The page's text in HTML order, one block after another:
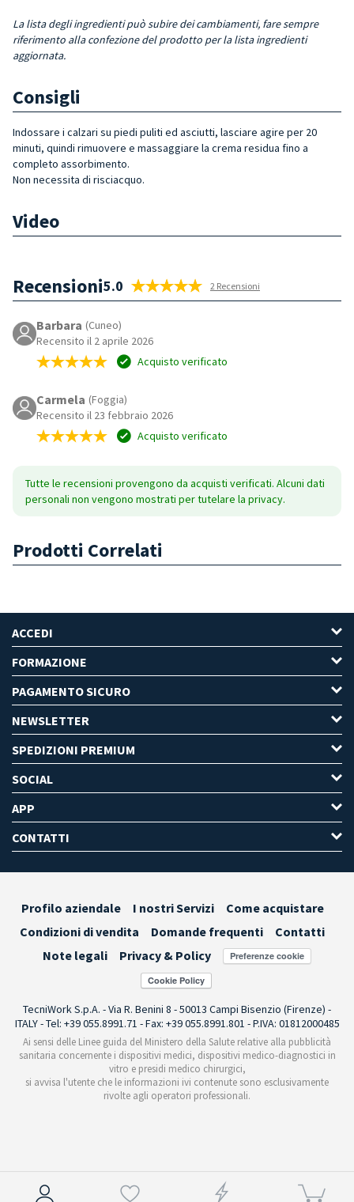
La lista degli ingredienti può subire dei cambiamenti, fare sempre
riferimento alla confezione del prodotto per la lista ingredienti
aggiornata.
Consigli
Indossare i calzari su piedi puliti ed asciutti, lasciare agire per 20
minuti, quindi rimuovere e massaggiare la crema residua fino a
completo assorbimento.
Non necessita di risciacquo.
Video
Recensioni5.0 2 Recensioni
Barbara (Cuneo)
Recensito il 2 aprile 2026
Acquisto verificato
Carmela (Foggia)
Recensito il 23 febbraio 2026
Acquisto verificato
Tutte le recensioni provengono da acquisti verificati. Alcuni dati
personali non vengono mostrati per tutelare la privacy.
Prodotti Correlati
ACCEDI
FORMAZIONE
PAGAMENTO SICURO
NEWSLETTER
SPEDIZIONI PREMIUM
SOCIAL
APP
CONTATTI
Profilo aziendale I nostri Servizi
Come acquistare
Condizioni di vendita
Domande frequenti
Contatti
Note legali
Privacy & Policy Preferenze cookie
TecniWork S.p.A. - Via R. Benini 8 - 50013 Campi Bisenzio (Firenze) -
ITALY - Tel: +39 055.8991.71 - Fax: +39 055.8991.801 - P.IVA: 01812000485
Ai sensi delle Linee guida del Ministero della Salute relative alla pubblicità
sanitaria concernente i dispositivi medici, dispositivi medico-diagnostici in
vitro e presidi medico chirurgici,
si avvisa l'utente che le informazioni ivi contenute sono esclusivamente
rivolte agli operatori professionali.